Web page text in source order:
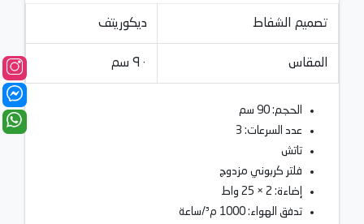
تصميم الشفاط ديكوريتف
المقاس ٩٠ سم
الحجم: 90 سم
عدد السرعات: 3
تاتش
فلتر كربوني مزدوج
إضاءة: 2 × 25 واط
تدفق الهواء: 1000 م³/ساعة